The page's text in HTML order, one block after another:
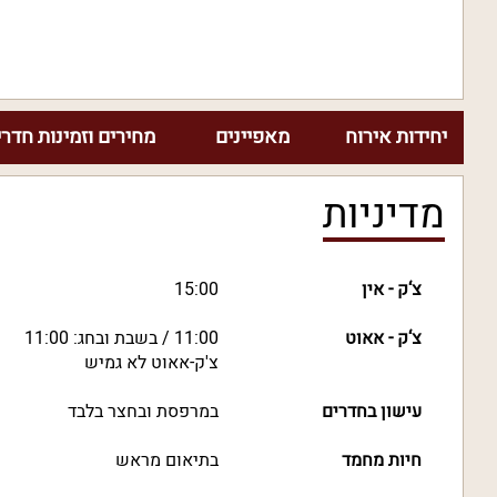
יחידות אירוח מאפיינים מחירים וזמינות
מדיניות
צ‘ק - אין
15:00
צ‘ק - אאוט
11:00 / בשבת ובחג: 11:00
צ'ק-אאוט לא גמיש
עישון בחדרים
במרפסת ובחצר בלבד
חיות מחמד
בתיאום מראש